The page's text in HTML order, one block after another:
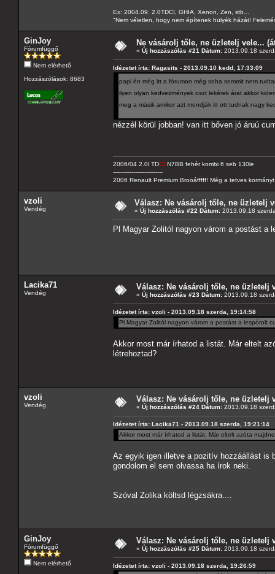
Ex: 2004.09. 2.0TDCI, GHIA, Xenon, Zen, stb...
"Nem véletlen, hogy nem építenek hülyék házát!
GinJoy
Fórumfüggő
Nem elérhető
Hozzászólások: 8683
Ne vásárolj tőle, ne üzletelj vele...
« Új hozzászólás #21 Dátum: 2013.09.18
Idézetet írta: Ragasits - 2013.09.10 kedd, 17:33:09
papi én még itt a fórumon még soha semmit nem
ilyen olyan kedvezmények oszt lekérek árat akkor
meg a másik amikor azt mondják itt ott tudnak nagy
nézzél körül jobban! van itt bőven jó áruú
2006/04 2.0l TDCI N7BB fehér kombi 6 seb 130le
---------------------------
2006 Renault Premium Brooáfffff! Még a tetves
vzoli
Vendég
Válasz: Ne vásárolj tőle, ne üzletelj
« Új hozzászólás #22 Dátum: 2013.09.18
Pl Magyar Zolitól nagyon várom a postást a
Lacika71
Vendég
Válasz: Ne vásárolj tőle, ne üzletelj
« Új hozzászólás #23 Dátum: 2013.09.18
Idézetet írta: vzoli - 2013.09.18 szerda, 19:14:58
Pl Magyar Zolitól nagyon várom a postást a lespórolt
Akkor most már írhatod a listát. Már eltelt
létrehoztad?
vzoli
Vendég
Válasz: Ne vásárolj tőle, ne üzletelj
« Új hozzászólás #24 Dátum: 2013.09.18
Idézetet írta: Lacika71 - 2013.09.18 szerda, 19:21:14
Akkor most már írhatod a listát. Már eltelt azóta
Az egyik igen illetve a pozitív hozzáállást is
gondolom el sem olvassa ha írok neki.
Szóval Zolika költsd légzsákra....
GinJoy
Fórumfüggő
Nem elérhető
Válasz: Ne vásárolj tőle, ne üzletelj
« Új hozzászólás #25 Dátum: 2013.09.18
Idézetet írta: vzoli - 2013.09.18 szerda, 19:26:59